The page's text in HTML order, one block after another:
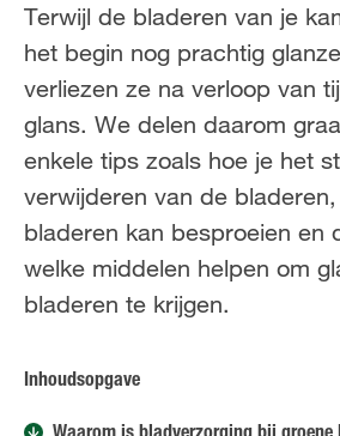
FR NL
Terwijl de bladeren van je
het begin nog prachtig
verliezen ze na verloop van
glans. We delen daarom
enkele tips zoals hoe je het
verwijderen van de
bladeren kan besproeien en
welke middelen helpen om
bladeren te krijgen.
Inhoudsopgave